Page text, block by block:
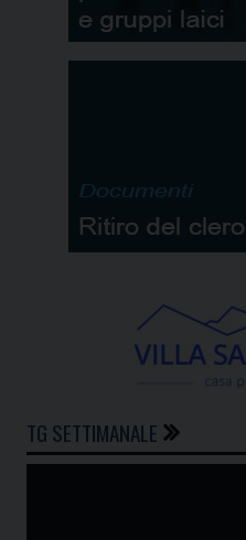
TG SETTIMANALE